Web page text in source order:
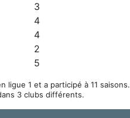
3
4
4
2
5
ligue 1 et a participé à 11 saisons.
3 clubs différents.